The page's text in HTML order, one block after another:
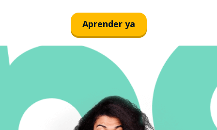
Aprender ya